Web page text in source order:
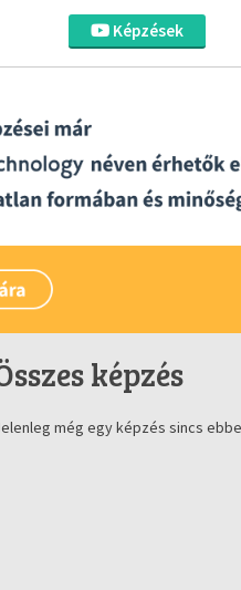
Képzések
képzés
még egy képzés sincs